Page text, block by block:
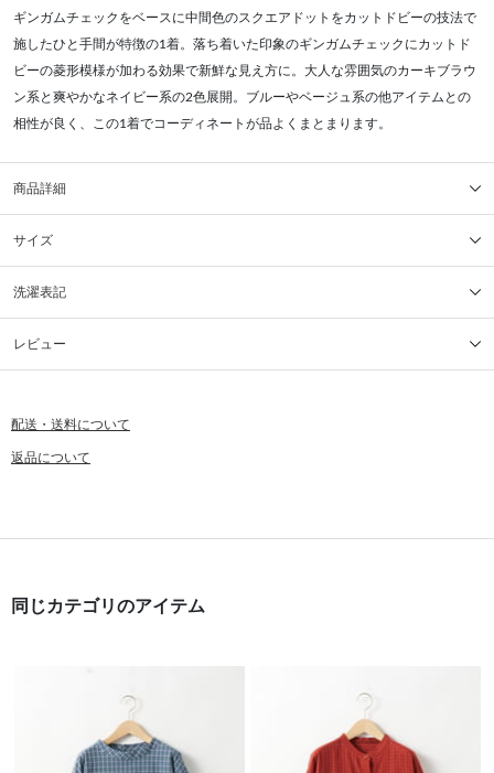
ギンガムチェックをベースに中間色のスクエアドットをカットドビーの技法で
施したひと手間が特徴の1着。落ち着いた印象のギンガムチェックにカットド
ビーの菱形模様が加わる効果で新鮮な見え方に。大人な雰囲気のカーキブラウ
ン系と爽やかなネイビー系の2色展開。ブルーやベージュ系の他アイテムとの
相性が良く、この1着でコーディネートが品よくまとまります。
商品詳細
サイズ
洗濯表記
レビュー
配送・送料について
返品について
同じカテゴリのアイテム